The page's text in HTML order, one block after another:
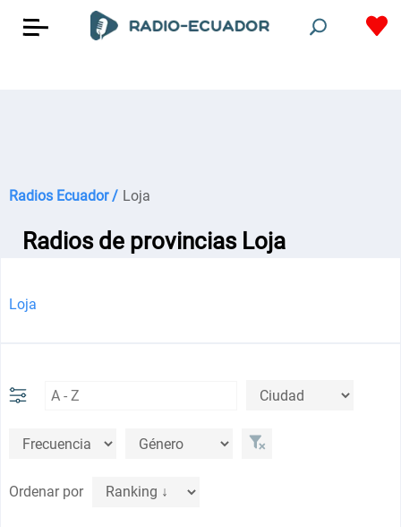
Radios Ecuador / Loja
Radios de provincias Loja
Loja
Ordenar por